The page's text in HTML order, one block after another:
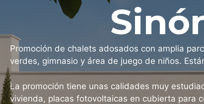
Promoción de chalets adosados con amplia
verdes, gimnasio y área de juego de niños.
La promoción tiene unas calidades muy
vivienda, placas fotovoltaicas en cubierta para